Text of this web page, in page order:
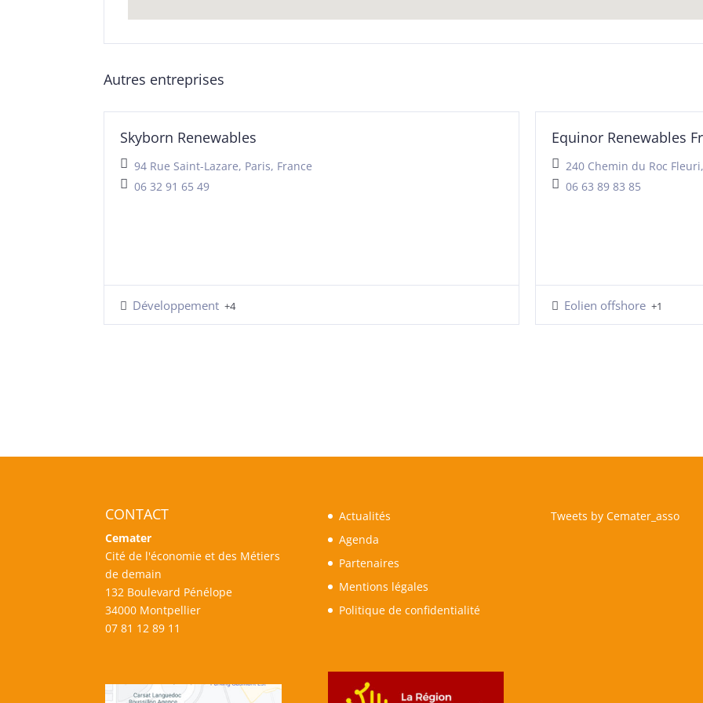
Autres entreprises
Skyborn Renewables
94 Rue Saint-Lazare, Paris, France
06 32 91 65 49
Développement +4
Equinor Renewables
240 Chemin du Roc
06 63 89 83 85
Eolien offshore +1
CONTACT
Cemater
Cité de l'économie et des Métiers
de demain
132 Boulevard Pénélope
34000 Montpellier
07 81 12 89 11
Actualités
Agenda
Partenaires
Mentions légales
Politique de confidentialité
Tweets by Cemater_asso